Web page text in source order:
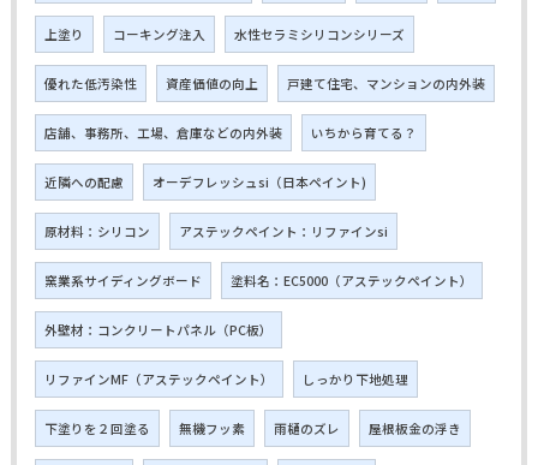
上塗り コーキング注入 水性セラミシリコンシリーズ
優れた低汚染性 資産価値の向上 戸建て住宅、マンションの内外装
店舗、事務所、工場、倉庫などの内外装 いちから育てる？
近隣への配慮 オーデフレッシュsi（日本ペイント)
原材料：シリコン アステックペイント：リファインsi
窯業系サイディングボード 塗料名：EC5000（アステックペイント）
外壁材：コンクリートパネル（PC板）
リファインMF（アステックペイント） しっかり下地処理
下塗りを２回塗る 無機フッ素 雨樋のズレ 屋根板金の浮き